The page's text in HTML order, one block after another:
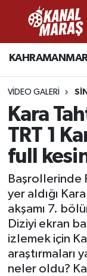
VIDEO GALERI
Kara
TRT 1
full
Başrollerinde
yer aldığı
akşamı 7.
Diziyi ekran
izlemek için
araştırmaları
neler oldu?
CANLI
GÜNCEL
EKONOMİ
GÜNDEM
MAGAZİN
Süper Lig
Tüm
Son
Haber